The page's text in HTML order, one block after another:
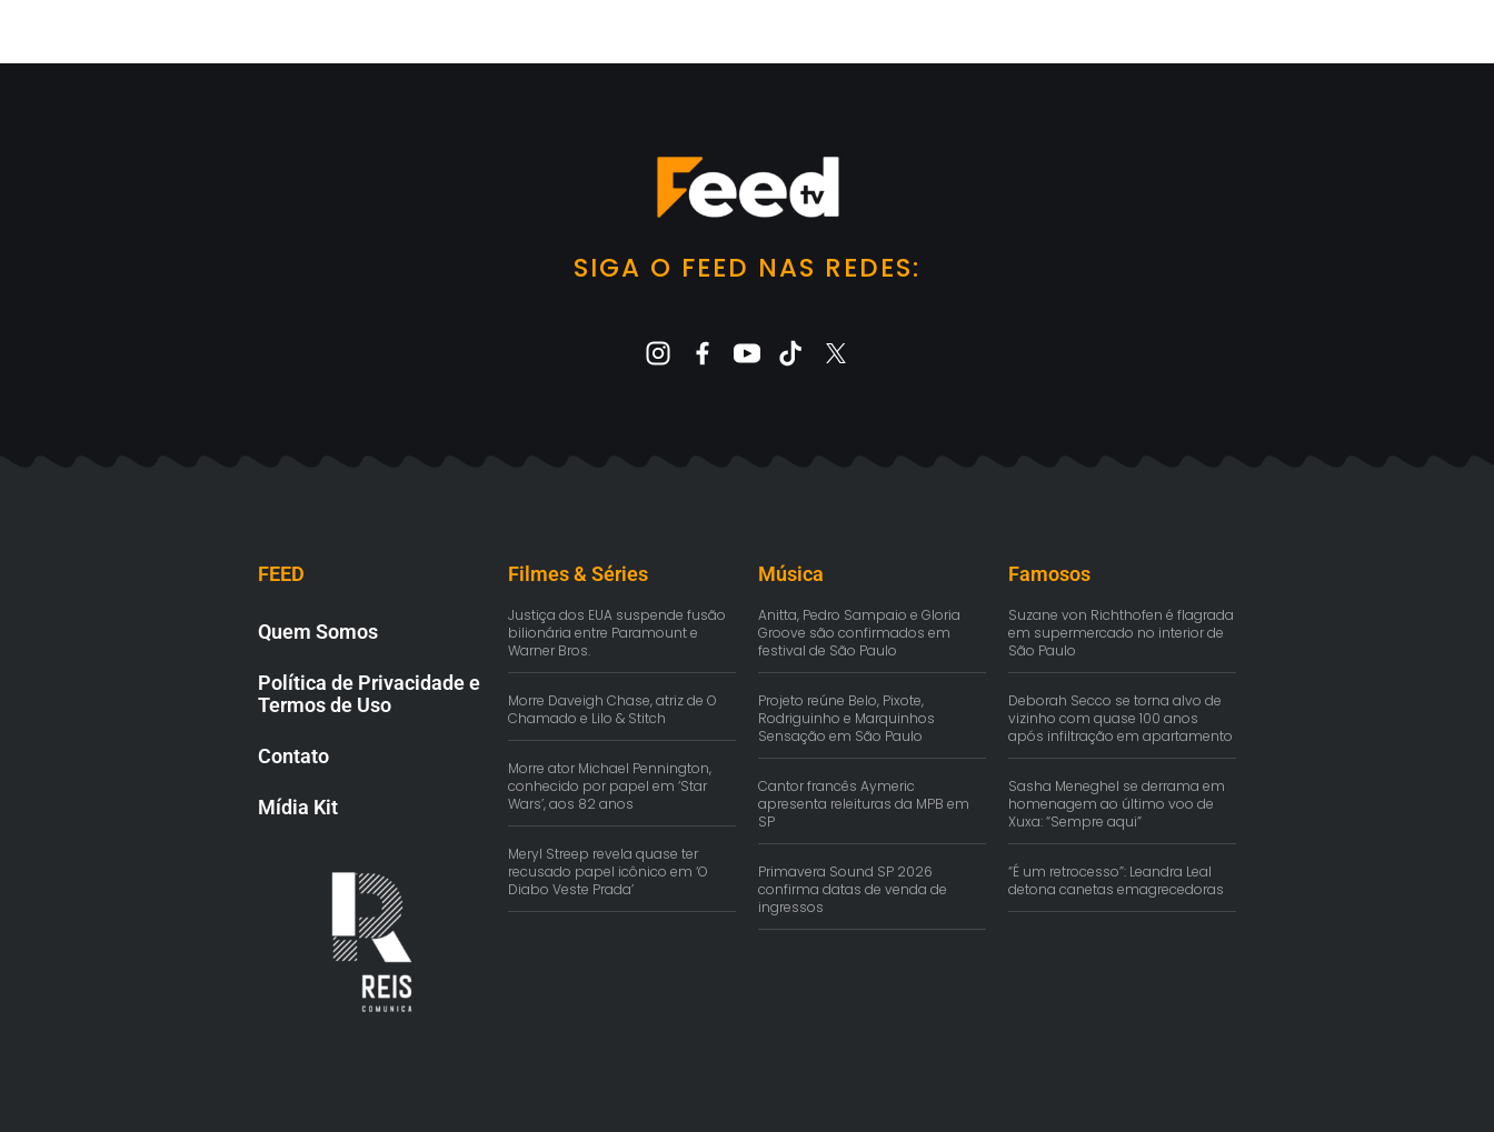
SIGA O FEED NAS REDES:
FEED
Quem Somos
Política de Privacidade e
Termos de Uso
Contato
Mídia Kit
Filmes & Séries
Justiça dos EUA suspende fusão
bilionária entre Paramount e
Warner Bros.
Morre Daveigh Chase, atriz de O
Chamado e Lilo & Stitch
Morre ator Michael Pennington,
conhecido por papel em ‘Star
Wars’, aos 82 anos
Meryl Streep revela quase ter
recusado papel icônico em ‘O
Diabo Veste Prada’
Música
Anitta, Pedro Sampaio e Gloria
Groove são confirmados em
festival de São Paulo
Projeto reúne Belo, Pixote,
Rodriguinho e Marquinhos
Sensação em São Paulo
Cantor francês Aymeric
apresenta releituras da MPB em
SP
Primavera Sound SP 2026
confirma datas de venda de
ingressos
Famosos
Suzane von Richthofen é flagrada
em supermercado no interior de
São Paulo
Deborah Secco se torna alvo de
vizinho com quase 100 anos
após infiltração em apartamento
Sasha Meneghel se derrama em
homenagem ao último voo de
Xuxa: “Sempre aqui”
“É um retrocesso”: Leandra Leal
detona canetas emagrecedoras